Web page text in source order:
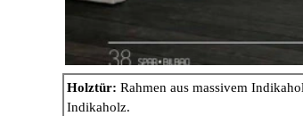
Holztür: Rahmen aus massivem
Indikaholz.